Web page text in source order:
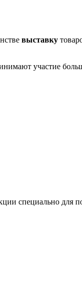
выставку
участие
специально для